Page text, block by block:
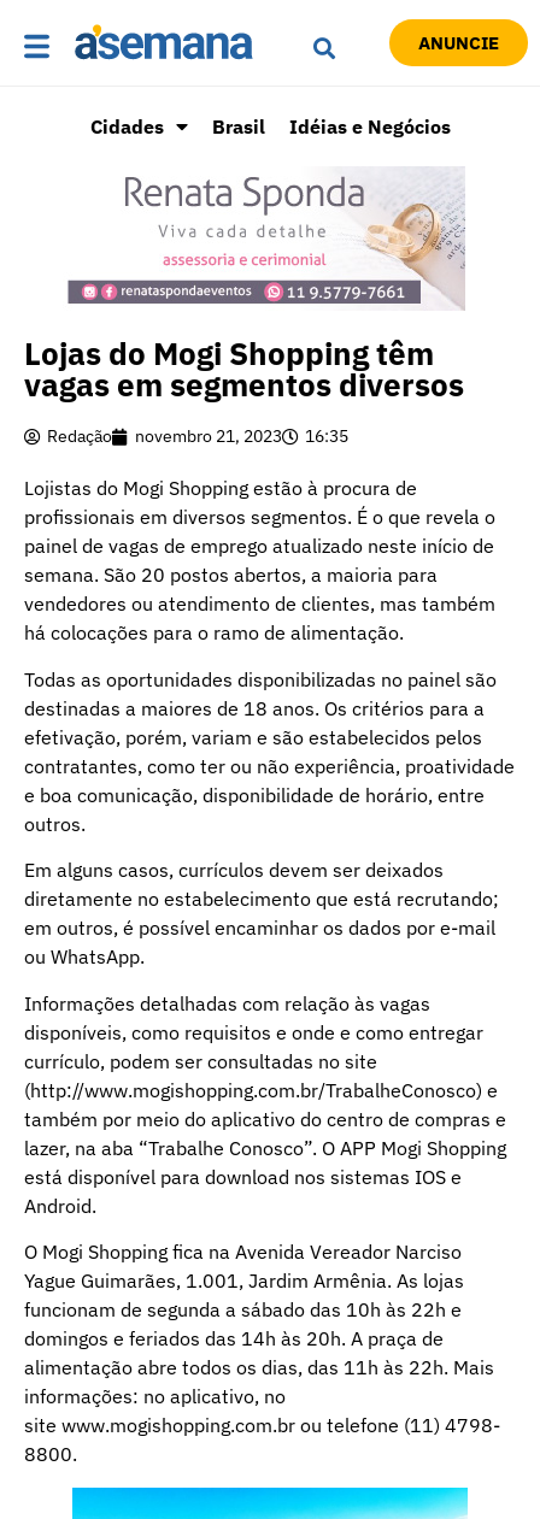
ANUNCIE
Cidades Brasil Idéias e Negócios
Lojas do Mogi Shopping têm
vagas em segmentos diversos
Redação novembro 21, 2023 16:35
Lojistas do Mogi Shopping estão à procura de
profissionais em diversos segmentos. É o que revela o
painel de vagas de emprego atualizado neste início de
semana. São 20 postos abertos, a maioria para
vendedores ou atendimento de clientes, mas também
há colocações para o ramo de alimentação.
Todas as oportunidades disponibilizadas no painel são
destinadas a maiores de 18 anos. Os critérios para a
efetivação, porém, variam e são estabelecidos pelos
contratantes, como ter ou não experiência, proatividade
e boa comunicação, disponibilidade de horário, entre
outros.
Em alguns casos, currículos devem ser deixados
diretamente no estabelecimento que está recrutando;
em outros, é possível encaminhar os dados por e-mail
ou WhatsApp.
Informações detalhadas com relação às vagas
disponíveis, como requisitos e onde e como entregar
currículo, podem ser consultadas no site
(http://www.mogishopping.com.br/TrabalheConosco) e
também por meio do aplicativo do centro de compras e
lazer, na aba “Trabalhe Conosco”. O APP Mogi Shopping
está disponível para download nos sistemas IOS e
Android.
O Mogi Shopping fica na Avenida Vereador Narciso
Yague Guimarães, 1.001, Jardim Armênia. As lojas
funcionam de segunda a sábado das 10h às 22h e
domingos e feriados das 14h às 20h. A praça de
alimentação abre todos os dias, das 11h às 22h. Mais
informações: no aplicativo, no
site www.mogishopping.com.br ou telefone (11) 4798-
8800.